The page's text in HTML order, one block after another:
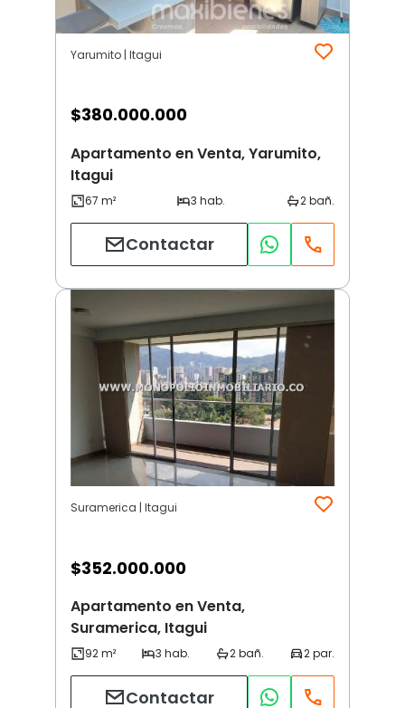
Yarumito | Itagui
$380.000.000
Apartamento en Venta, Yarumito,
Itagui
Contactar
Suramerica | Itagui
$352.000.000
Apartamento en Venta,
Suramerica, Itagui
Contactar